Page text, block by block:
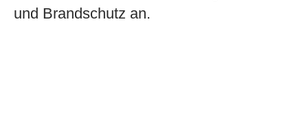
und Brandschutz an.